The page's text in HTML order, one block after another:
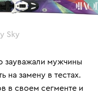
Sky
зауважали мужчины
на замену в тестах.
в своем сегменте и